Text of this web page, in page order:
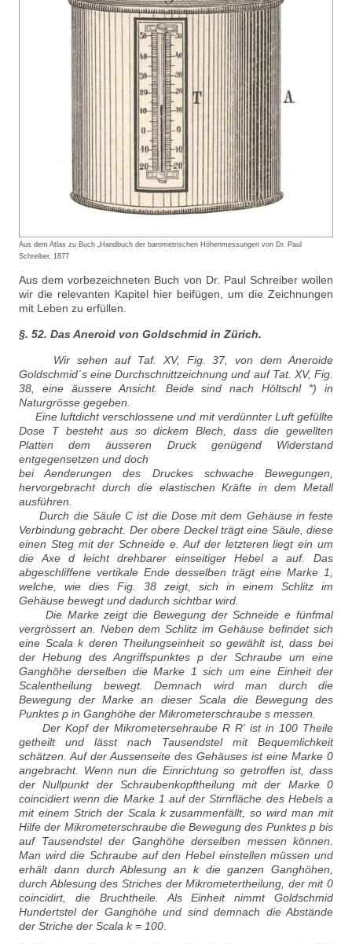
Aus dem Atlas zu Buch „Handbuch der barometrischen Höhenmessungen von Dr. Paul
Schreiber, 1877
Aus dem vorbezeichneten Buch von Dr. Paul Schreiber wollen
wir die relevanten Kapitel hier beifügen, um die Zeichnungen
mit Leben zu erfüllen.
§. 52. Das Aneroid von Goldschmid in Zürich.
Wir sehen auf Taf. XV, Fig. 37, von dem Aneroide
Goldschmid´s eine Durchschnittzeichnung und auf Tat. XV, Fig.
38, eine äussere Ansicht. Beide sind nach Höltschl *) in
Naturgrösse gegeben.
Eine luftdicht verschlossene und mit verdünnter Luft gefüllte
Dose T besteht aus so dickem Blech, dass die gewellten
Platten dem äusseren Druck genügend Widerstand
entgegensetzen und doch
bei Aenderungen des Druckes schwache Bewegungen,
hervorgebracht durch die elastischen Kräfte in dem Metall
ausführen.
Durch die Säule C ist die Dose mit dem Gehäuse in feste
Verbindung gebracht. Der obere Deckel trägt eine Säule, diese
einen Steg mit der Schneide e. Auf der letzteren liegt ein um
die Axe d leicht drehbarer einseitiger Hebel a auf. Das
abgeschliffene vertikale Ende desselben trägt eine Marke 1,
welche, wie dies Fig. 38 zeigt, sich in einem Schlitz im
Gehäuse bewegt und dadurch sichtbar wird.
Die Marke zeigt die Bewegung der Schneide e fünfmal
vergrössert an. Neben dem Schlitz im Gehäuse befindet sich
eine Scala k deren Theilungseinheit so gewählt ist, dass bei
der Hebung des Angriffspunktes p der Schraube um eine
Ganghöhe derselben die Marke 1 sich um eine Einheit der
Scalentheilung bewegt. Demnach wird man durch die
Bewegung der Marke an dieser Scala die Bewegung des
Punktes p in Ganghöhe der Mikrometerschraube s messen.
Der Kopf der Mikrometersehraube R R' ist in 100 Theile
getheilt und lässt nach Tausendstel mit Bequemlichkeit
schätzen. Auf der Aussenseite des Gehäuses ist eine Marke 0
angebracht. Wenn nun die Einrichtung so getroffen ist, dass
der Nullpunkt der Schraubenkopftheilung mit der Marke 0
coincidiert wenn die Marke 1 auf der Stirnfläche des Hebels a
mit einem Strich der Scala k zusammenfällt, so wird man mit
Hilfe der Mikrometerschraube die Bewegung des Punktes p bis
auf Tausendstel der Ganghöhe derselben messen können.
Man wird die Schraube auf den Hebel einstellen müssen und
erhält dann durch Ablesung an k die ganzen Ganghöhen,
durch Ablesung des Striches der Mikrometertheilung, der mit 0
coincidirt, die Bruchtheile. Als Einheit nimmt Goldschmid
Hundertstel der Ganghöhe und sind demnach die Abstände
der Striche der Scala k = 100.